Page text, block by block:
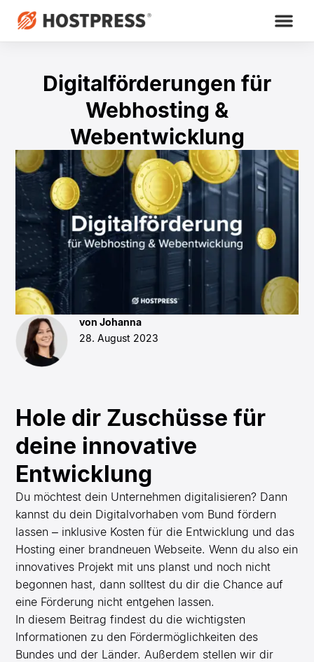
Digitalförderungen für
Webhosting &
Webentwicklung
von Johanna
28. August 2023
Hole dir Zuschüsse für
deine innovative
Entwicklung
Du möchtest dein Unternehmen digitalisieren? Dann
kannst du dein Digitalvorhaben vom Bund fördern
lassen – inklusive Kosten für die Entwicklung und das
Hosting einer brandneuen Webseite. Wenn du also ein
innovatives Projekt mit uns planst und noch nicht
begonnen hast, dann solltest du dir die Chance auf
eine Förderung nicht entgehen lassen.
In diesem Beitrag findest du die wichtigsten
Informationen zu den Fördermöglichkeiten des
Bundes und der Länder. Außerdem stellen wir dir